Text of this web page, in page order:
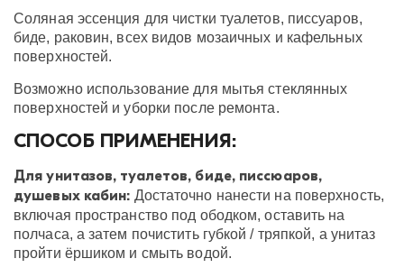
Соляная эссенция для чистки туалетов, писсуаров,
биде, раковин, всех видов мозаичных и кафельных
поверхностей.
Возможно использование для мытья стеклянных
поверхностей и уборки после ремонта.
СПОСОБ ПРИМЕНЕНИЯ:
Для унитазов, туалетов, биде, писсюаров,
душевых кабин: Достаточно нанести на поверхность,
включая пространство под ободком, оставить на
полчаса, а затем почистить губкой / тряпкой, а унитаз
пройти ёршиком и смыть водой.